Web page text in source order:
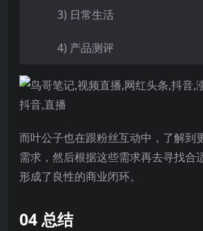
3) 日常生活
4) 产品测评
而叶公子也在跟粉丝互动中，了解到
需求，然后根据这些需求再去寻找合
形成了良性的商业闭环。
04 总结